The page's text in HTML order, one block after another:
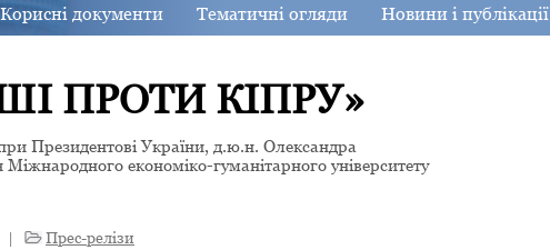
Корисні документи Тематичні огляди Новини і публікації
ПРОТИ КІПРУ»
Президентові України, д.ю.н. Олександра
економіко-гуманітарного університету
| Прес-релізи